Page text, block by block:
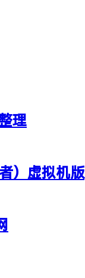
理
）虚拟机版